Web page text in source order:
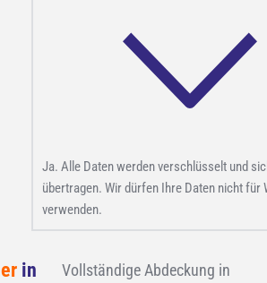
Ja. Alle Daten werden verschlüsselt und
übertragen. Wir dürfen Ihre Daten nicht für
verwenden.
in
Vollständige Abdeckung in